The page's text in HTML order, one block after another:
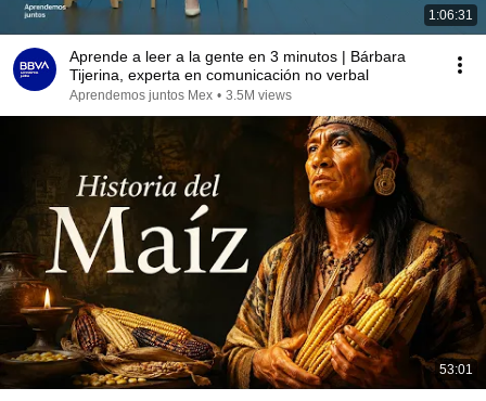
1:06:31
Aprende a leer a la gente en 3 minutos | Bárbara
Tijerina, experta en comunicación no verbal
Aprendemos juntos Mex • 3.5M views
53:01